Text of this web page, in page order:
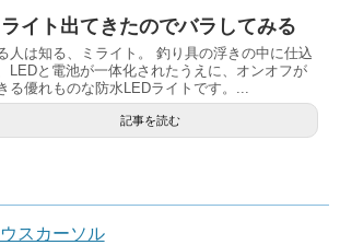
ライト出てきたのでバラしてみる
人は知る、ミライト。 釣り具の浮きの中に仕込
LEDと電池が一体化されたうえに、オンオフが
る優れものな防水LEDライトです。...
記事を読む
スカーソル